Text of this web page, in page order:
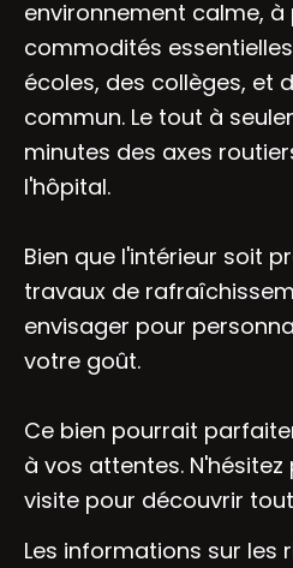
environnement calme,
commodités
écoles, des collèges, et
commun. Le tout à
minutes des axes
l'hôpital.
Bien que l'intérieur soit
travaux de
envisager pour
votre goût.
Ce bien pourrait
à vos attentes.
visite pour découvrir
Les informations sur les